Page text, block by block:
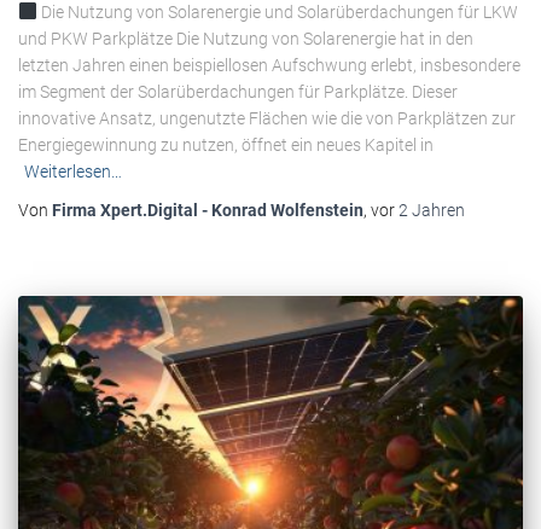
Die Nutzung von Solarenergie und Solarüberdachungen für LKW
und PKW Parkplätze Die Nutzung von Solarenergie hat in den
letzten Jahren einen beispiellosen Aufschwung erlebt, insbesondere
im Segment der Solarüberdachungen für Parkplätze. Dieser
innovative Ansatz, ungenutzte Flächen wie die von Parkplätzen zur
Energiegewinnung zu nutzen, öffnet ein neues Kapitel in
Weiterlesen…
Von Firma Xpert.Digital - Konrad Wolfenstein, vor2 Jahren